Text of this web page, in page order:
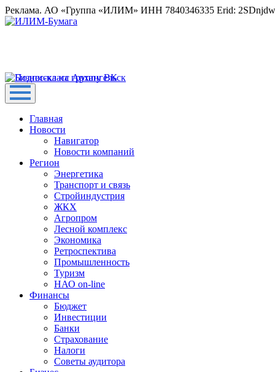
Реклама. АО «Группа «ИЛИМ» ИНН 7840346335 Erid:
Главная
Новости
Навигатор
Новости компаний
Регион
Энергетика
Транспорт и связь
Стройиндустрия
ЖКХ
Агропром
Лесной комплекс
Экономика
Ретроспектива
Промышленность
Туризм
НАО on-line
Финансы
Бюджет
Инвестиции
Банки
Страхование
Налоги
Советы аудитора